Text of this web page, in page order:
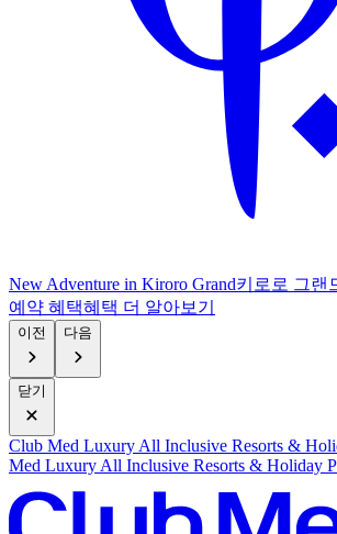
New Adventure in Kiroro Grand키로로 그랜
예약 혜택혜 택 더 알아보기
이전 다음
닫기
Club Med Luxury All Inclusive Resorts &
Med Luxury All Inclusive Resorts & Holiday